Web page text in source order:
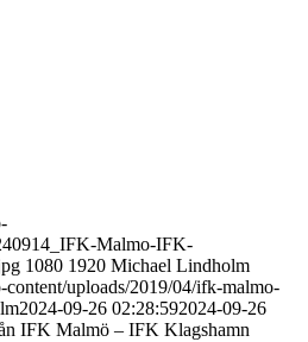
Malmo-IFK-
1080 1920 Michael Lindholm
uploads/2019/04/ifk-malmo-
2024-09-26 02:28:592024-09-26
IFK Malmö – IFK Klagshamn